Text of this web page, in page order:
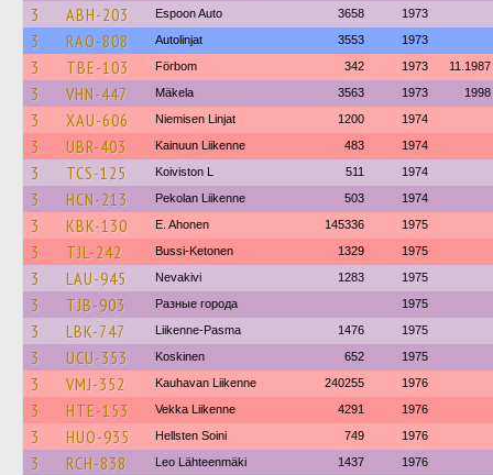
3 ABH-203 Espoon Auto 3658 1973
3 RAO-808 Autolinjat 3553 1973
3 TBE-103 Förbom 342 1973 11.1987
3 VHN-447 Mäkela 3563 1973 1998
3 XAU-606 Niemisen Linjat 1200 1974
3 UBR-403 Kainuun Liikenne 483 1974
3 TCS-125 Koiviston L 511 1974
3 HCN-213 Pekolan Liikenne 503 1974
3 KBK-130 E. Ahonen 145336 1975
3 TJL-242 Bussi-Ketonen 1329 1975
3 LAU-945 Nevakivi 1283 1975
3 TJB-903 Разные города 1975
3 LBK-747 Liikenne-Pasma 1476 1975
3 UCU-353 Koskinen 652 1975
3 VMJ-352 Kauhavan Liikenne 240255 1976
3 HTE-153 Vekka Liikenne 4291 1976
3 HUO-935 Hellsten Soini 749 1976
3 RCH-838 Leo Lähteenmäki 1437 1976